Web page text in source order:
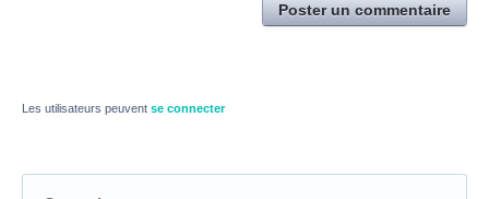
Poster un commentaire
Les utilisateurs peuvent se connecter